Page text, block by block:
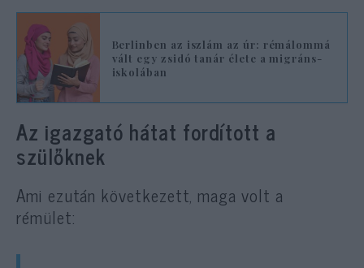
Berlinben az iszlám az úr: rémálommá
vált egy zsidó tanár élete a migráns-
iskolában
Az igazgató hátat fordított a
szülőknek
Ami ezután következett, maga volt a
rémület: